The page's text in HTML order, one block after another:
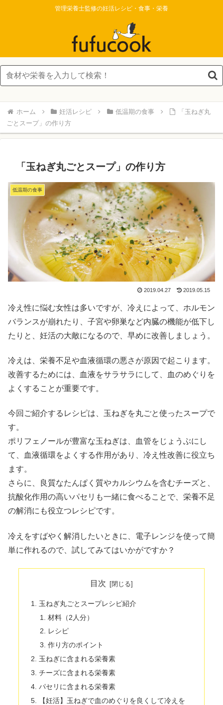
管理栄養士監修の妊活レシピ・食事・栄養
ホーム 妊活レシピ 低温期の食事
「玉ねぎ丸
ごとスープ」の作り方
「玉ねぎ丸ごとスープ」の作り方
低温期の食事
2019.04.27 2019.05.15
冷え性に悩む女性は多いですが、冷えによって、ホルモン
バランスが崩れたり、子宮や卵巣など内臓の機能が低下し
たりと、妊活の大敵になるので、早めに改善しましょう。
冷えは、栄養不足や血液循環の悪さが原因で起こります。
改善するためには、血液をサラサラにして、血のめぐりを
よくすることが重要です。
今回ご紹介するレシピは、玉ねぎを丸ごと使ったスープで
す。
ポリフェノールが豊富な玉ねぎは、血管をじょうぶにし
て、血液循環をよくする作用があり、冷え性改善に役立ち
ます。
さらに、良質なたんぱく質やカルシウムを含むチーズと、
抗酸化作用の高いパセリも一緒に食べることで、栄養不足
の解消にも役立つレシピです。
冷えをすばやく解消したいときに、電子レンジを使って簡
単に作れるので、試してみてはいかがですか？
目次
玉ねぎ丸ごとスープレシピ紹介
材料（2人分）
レシピ
作り方のポイント
玉ねぎに含まれる栄養素
チーズに含まれる栄養素
パセリに含まれる栄養素
【妊活】玉ねぎで血のめぐりを良くして冷えを